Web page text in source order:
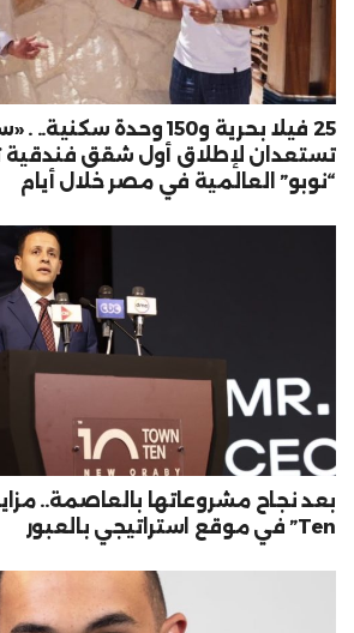
25 فيلا بحرية و150 وحدة
تستعدان لإطلاق أول شقق فندقية
“نوبو” العالمية في مصر خلال أيام
Ten” في موقع استراتيجي بالعبور